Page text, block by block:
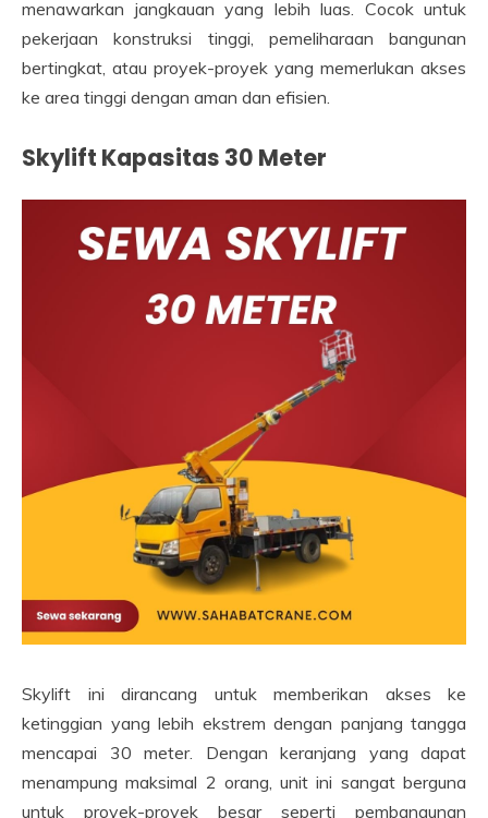
menawarkan jangkauan yang lebih luas. Cocok untuk
pekerjaan konstruksi tinggi, pemeliharaan bangunan
bertingkat, atau proyek-proyek yang memerlukan akses
ke area tinggi dengan aman dan efisien.
Skylift Kapasitas 30 Meter
Skylift ini dirancang untuk memberikan akses ke
ketinggian yang lebih ekstrem dengan panjang tangga
mencapai 30 meter. Dengan keranjang yang dapat
menampung maksimal 2 orang, unit ini sangat berguna
untuk proyek-proyek besar seperti pembangunan